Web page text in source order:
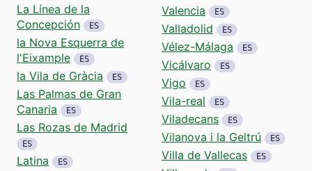
La Línea de la
Concepción
ES
la Nova Esquerra de
l'Eixample
ES
la Vila de Gràcia ES
Las Palmas de Gran
Canaria
ES
Las Rozas de Madrid
ES
Latina ES
Valencia ES
Valladolid ES
Vélez-Málaga ES
Vicálvaro ES
Vigo ES
Vila-real ES
Viladecans ES
Vilanova i la Geltrú ES
Villa de Vallecas ES